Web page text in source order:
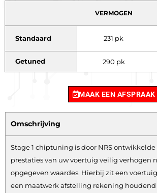
VERMOGEN
Standaard 231 pk
Getuned 290 pk
MAAK EEN AFSPRAAK
Omschrijving
Stage 1 chiptuning is door NRS
prestaties van uw voertuig veilig verhogen
opgegeven waardes. Hierbij zit een
een maatwerk afstelling rekening houdend